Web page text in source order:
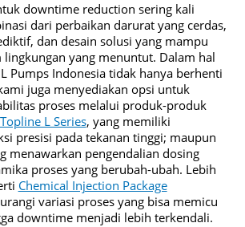
downtime reduction sering kali
dari perbaikan darurat yang cerdas,
dan desain solusi yang mampu
lingkungan yang menuntut. Dalam hal
Pumps Indonesia tidak hanya berhenti
juga menyediakan opsi untuk
proses melalui produk-produk
Topline L Series, yang memiliki
presisi pada tekanan tinggi; maupun
menawarkan pengendalian dosing
proses yang berubah-ubah. Lebih
Chemical Injection Package
variasi proses yang bisa memicu
downtime menjadi lebih terkendali.